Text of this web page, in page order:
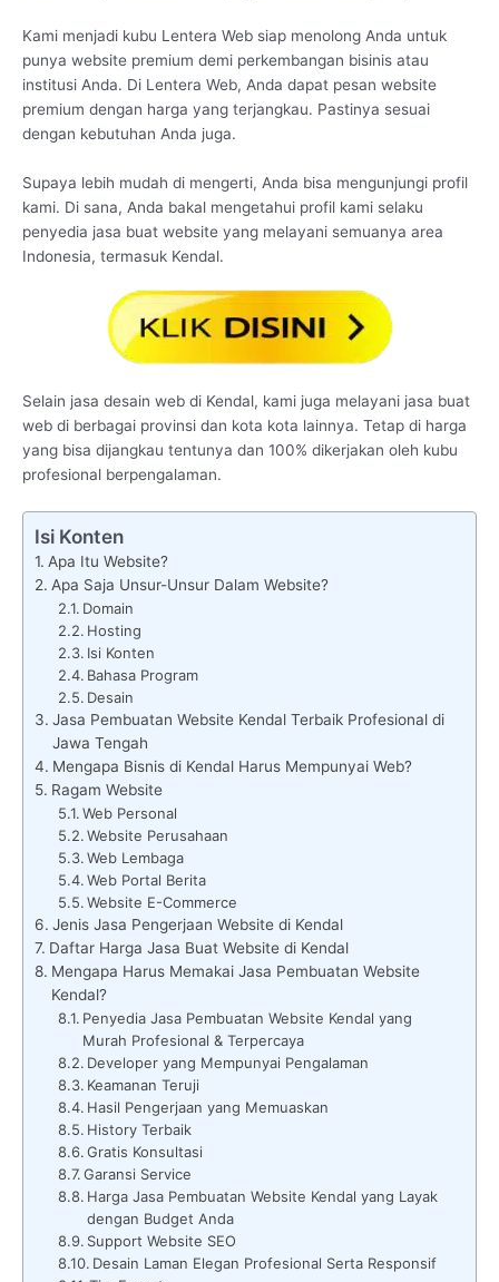
Kami menjadi kubu Lentera Web siap menolong Anda untuk
punya website premium demi perkembangan bisinis atau
institusi Anda. Di Lentera Web, Anda dapat pesan website
premium dengan harga yang terjangkau. Pastinya sesuai
dengan kebutuhan Anda juga.
Supaya lebih mudah di mengerti, Anda bisa mengunjungi profil
kami. Di sana, Anda bakal mengetahui profil kami selaku
penyedia jasa buat website yang melayani semuanya area
Indonesia, termasuk Kendal.
Selain jasa desain web di Kendal, kami juga melayani jasa buat
web di berbagai provinsi dan kota kota lainnya. Tetap di harga
yang bisa dijangkau tentunya dan 100% dikerjakan oleh kubu
profesional berpengalaman.
Isi Konten
Apa Itu Website?
Apa Saja Unsur-Unsur Dalam Website?
Domain
Hosting
Isi Konten
Bahasa Program
Desain
Jasa Pembuatan Website Kendal Terbaik Profesional di
Jawa Tengah
Mengapa Bisnis di Kendal Harus Mempunyai Web?
Ragam Website
Web Personal
Website Perusahaan
Web Lembaga
Web Portal Berita
Website E-Commerce
Jenis Jasa Pengerjaan Website di Kendal
Daftar Harga Jasa Buat Website di Kendal
Mengapa Harus Memakai Jasa Pembuatan Website
Kendal?
Penyedia Jasa Pembuatan Website Kendal yang
Murah Profesional & Terpercaya
Developer yang Mempunyai Pengalaman
Keamanan Teruji
Hasil Pengerjaan yang Memuaskan
History Terbaik
Gratis Konsultasi
Garansi Service
Harga Jasa Pembuatan Website Kendal yang Layak
dengan Budget Anda
Support Website SEO
Desain Laman Elegan Profesional Serta Responsif